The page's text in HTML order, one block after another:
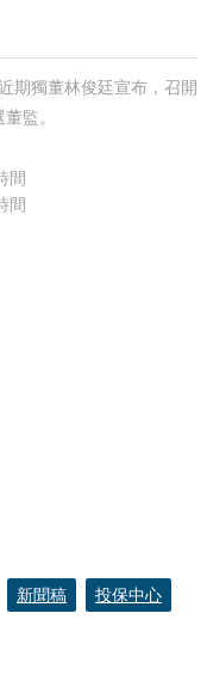
期獨董林俊廷宣布，召開
監。
間
間
新聞稿
投保中心